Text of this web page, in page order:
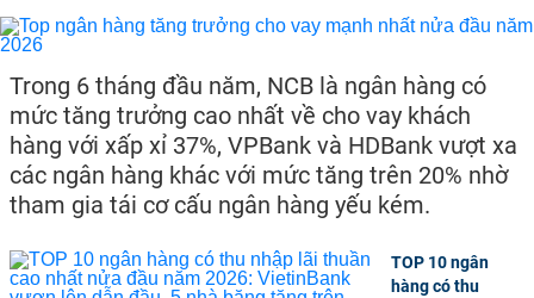
Trong 6 tháng đầu năm, NCB là ngân hàng có
mức tăng trưởng cao nhất về cho vay khách
hàng với xấp xỉ 37%, VPBank và HDBank vượt xa
các ngân hàng khác với mức tăng trên 20% nhờ
tham gia tái cơ cấu ngân hàng yếu kém.
TOP 10 ngân
hàng có thu